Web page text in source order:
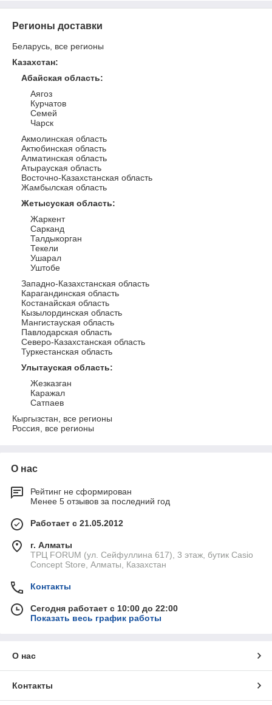
Регионы доставки
Беларусь, все регионы
Казахстан:
Абайская область:
Аягоз
Курчатов
Семей
Чарск
Акмолинская область
Актюбинская область
Алматинская область
Атырауская область
Восточно-Казахстанская область
Жамбылская область
Жетысуская область:
Жаркент
Сарканд
Талдыкорган
Текели
Ушарал
Уштобе
Западно-Казахстанская область
Карагандинская область
Костанайская область
Кызылординская область
Мангистауская область
Павлодарская область
Северо-Казахстанская область
Туркестанская область
Улытауская область:
Жезказган
Каражал
Сатпаев
Кыргызстан, все регионы
Россия, все регионы
О нас
Рейтинг не сформирован
Менее 5 отзывов за последний год
Работает с 21.05.2012
г. Алматы
ТРЦ FORUM (ул. Сейфуллина 617), 3 этаж, бутик Casio
Concept Store, Алматы, Казахстан
Контакты
Сегодня работает с 10:00 до 22:00
Показать весь график работы
О нас
Контакты